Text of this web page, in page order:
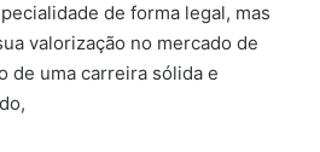
de forma legal, mas
valorização no mercado de
de uma carreira sólida e